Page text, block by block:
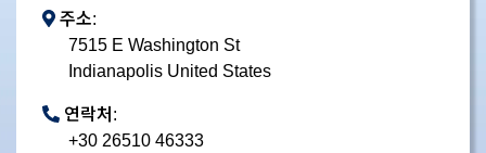
주소:
7515 E Washington St
Indianapolis United States
연락처:
+30 26510 46333